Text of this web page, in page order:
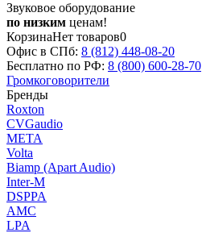
Звуковое оборудование
по низким ценам!
КорзинаНет товаров0
Офис в СПб: 8 (812) 448-08-20
Бесплатно по РФ: 8 (800) 600-28-70
Громкоговорители
Бренды
Roxton
CVGaudio
МЕТА
Volta
Biamp (Apart Audio)
Inter-M
DSPPA
AMC
LPA